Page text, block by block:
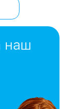
наш